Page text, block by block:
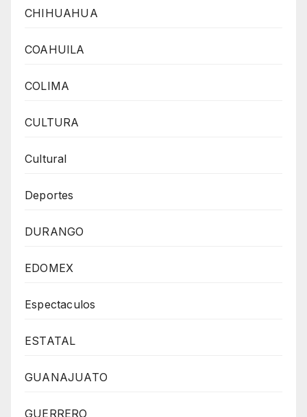
CHIHUAHUA
COAHUILA
COLIMA
CULTURA
Cultural
Deportes
DURANGO
EDOMEX
Espectaculos
ESTATAL
GUANAJUATO
GUERRERO